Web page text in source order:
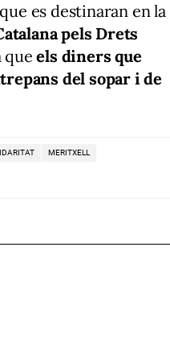
que es destinaran en la
pels Drets
queels diners que
del sopar i de
MERITXELL